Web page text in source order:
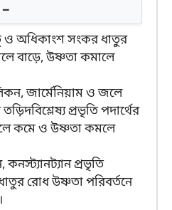
ও অধিকাংশ সংকর ধাতুর
বাড়ে, উষ্ণতা কমালে
জার্মেনিয়াম ও জলে
প্রভৃতি পদার্থের
কমে ও উষ্ণতা কমলে
কনস্ট্যানট্যান প্রভৃতি
রোধ উষ্ণতা পরিবর্তনে